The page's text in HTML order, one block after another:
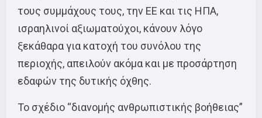
τους συμμάχους τους, την ΕΕ και τις ΗΠΑ,
ισραηλινοί αξιωματούχοι, κάνουν λόγο
ξεκάθαρα για κατοχή του συνόλου της
περιοχής, απειλούν ακόμα και με προσάρτηση
εδαφών της δυτικής όχθης.
Το σχέδιο “διανομής ανθρωπιστικής βοήθειας”